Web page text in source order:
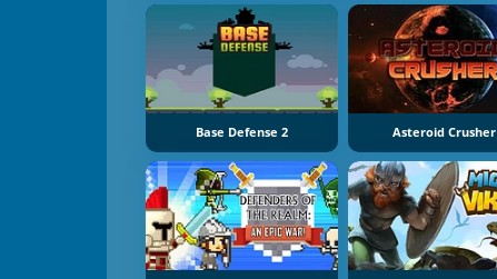
Base Defense 2 Asteroid Crusher